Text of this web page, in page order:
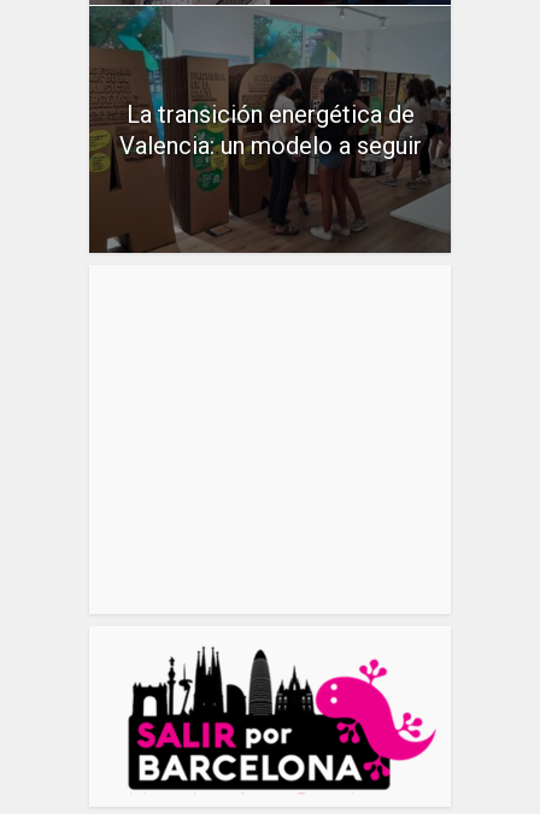
La transición energética de
Valencia: un modelo a seguir